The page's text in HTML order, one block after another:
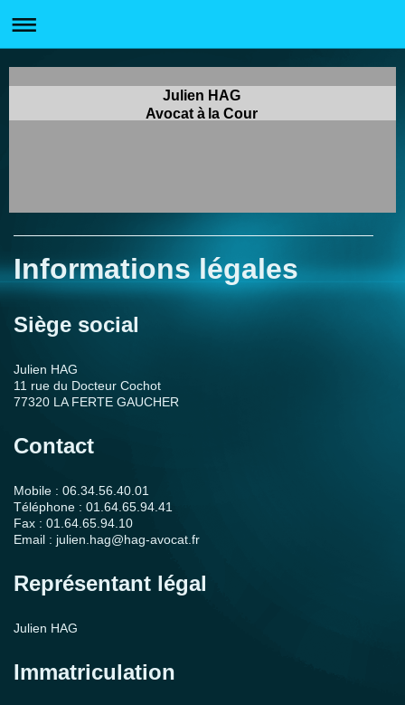
Julien HAG
Avocat à la Cour
Informations légales
Siège social
Julien HAG
11 rue du Docteur Cochot
77320 LA FERTE GAUCHER
Contact
Mobile : 06.34.56.40.01
Téléphone : 01.64.65.94.41
Fax : 01.64.65.94.10
Email : julien.hag@hag-avocat.fr
Représentant légal
Julien HAG
Immatriculation